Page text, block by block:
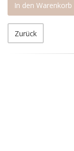
In den Warenkorb
Zurück